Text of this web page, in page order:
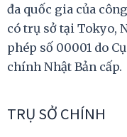
đa quốc gia của
có trụ sở tại Tokyo,
phép số 00001 do
chính Nhật Bản cấp.
TRỤ SỞ CHÍNH